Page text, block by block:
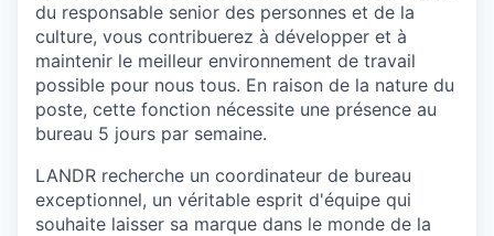
du responsable senior des personnes et de la
culture, vous contribuerez à développer et à
maintenir le meilleur environnement de travail
possible pour nous tous. En raison de la nature du
poste, cette fonction nécessite une présence au
bureau 5 jours par semaine.
LANDR recherche un coordinateur de bureau
exceptionnel, un véritable esprit d'équipe qui
souhaite laisser sa marque dans le monde de la